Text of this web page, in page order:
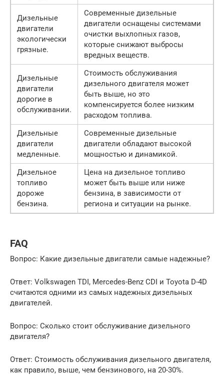
Дизельные
двигатели
экологически
грязные.
Современные дизельные
двигатели оснащены системами
очистки выхлопных газов,
которые снижают выбросы
вредных веществ.
Дизельные
двигатели
дорогие в
обслуживании.
Стоимость обслуживания
дизельного двигателя может
быть выше, но это
компенсируется более низким
расходом топлива.
Дизельные
двигатели
медленные.
Современные дизельные
двигатели обладают высокой
мощностью и динамикой.
Дизельное
топливо
дороже
бензина.
Цена на дизельное топливо
может быть выше или ниже
бензина, в зависимости от
региона и ситуации на рынке.
FAQ
Вопрос: Какие дизельные двигатели самые надежные?
Ответ: Volkswagen TDI, Mercedes-Benz CDI и Toyota D-4D
считаются одними из самых надежных дизельных
двигателей.
Вопрос: Сколько стоит обслуживание дизельного
двигателя?
Ответ: Стоимость обслуживания дизельного двигателя,
как правило, выше, чем бензинового, на 20-30%.